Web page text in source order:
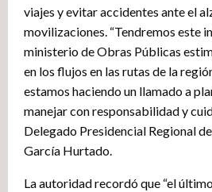
viajes y evitar accidentes ante el
movilizaciones. “Tendremos este
ministerio de Obras Públicas
en los flujos en las rutas de la
estamos haciendo un llamado a
manejar con responsabilidad y
Delegado Presidencial Regional
García Hurtado.
La autoridad recordó que “el